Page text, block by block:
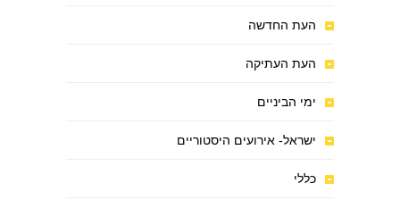
העת החדשה
העת העתיקה
ימי הביניים
ישראל- אירועים היסטוריים
כללי